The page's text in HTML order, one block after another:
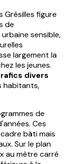
Grésilles figure
de
sensible,
largement la
les jeunes.
divers
habitants,
de
Ces
bâti mais
Sur le plan
au mètre carré